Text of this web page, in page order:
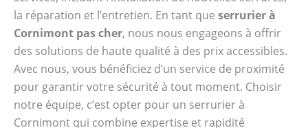
la réparation et l’entretien. En tant que serrurier à
Cornimont pas cher, nous nous engageons à offrir
des solutions de haute qualité à des prix accessibles.
Avec nous, vous bénéficiez d’un service de proximité
pour garantir votre sécurité à tout moment. Choisir
notre équipe, c’est opter pour un serrurier à
Cornimont qui combine expertise et rapidité